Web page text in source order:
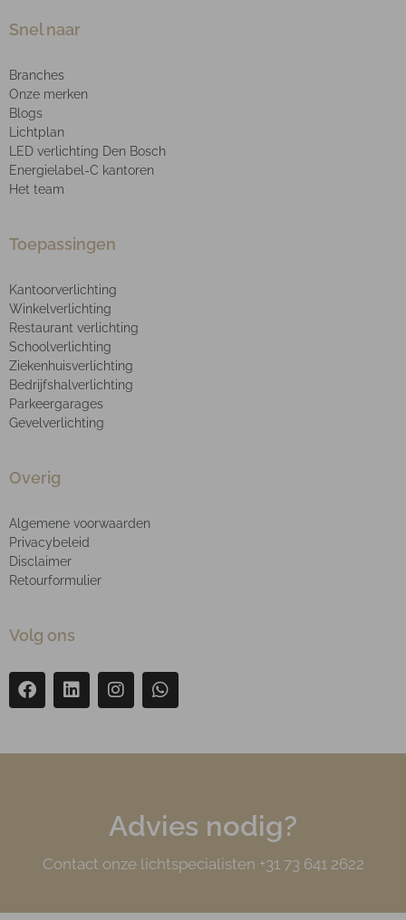
Snel naar
Branches
Onze merken
Blogs
Lichtplan
LED verlichting Den Bosch
Energielabel-C kantoren
Het team
Toepassingen
Kantoorverlichting
Winkelverlichting
Restaurant verlichting
Schoolverlichting
Ziekenhuisverlichting
Bedrijfshalverlichting
Parkeergarages
Gevelverlichting
Overig
Algemene voorwaarden
Privacybeleid
Disclaimer
Retourformulier
Volg ons
Advies nodig?
Contact onze lichtspecialisten +31 73 641 2622